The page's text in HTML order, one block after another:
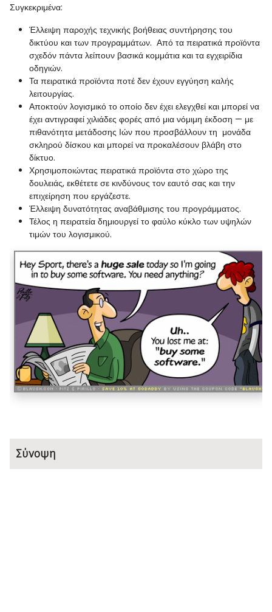
Συγκεκριμένα:
Έλλειψη παροχής τεχνικής βοήθειας συντήρησης του
δικτύου και των προγραμμάτων. Από τα πειρατικά προϊόντα
σχεδόν πάντα λείπουν βασικά κομμάτια και τα εγχειρίδια
οδηγιών.
Τα πειρατικά προϊόντα ποτέ δεν έχουν εγγύηση καλής
λειτουργίας.
Αποκτούν λογισμικό το οποίο δεν έχει ελεγχθεί και μπορεί να
έχει αντιγραφεί χιλιάδες φορές από μια νόμιμη έκδοση — με
πιθανότητα μετάδοσης Ιών που προσβάλλουν τη μονάδα
σκληρού δίσκου και μπορεί να προκαλέσουν βλάβη στο
δίκτυο.
Χρησιμοποιώντας πειρατικά προϊόντα στο χώρο της
δουλειάς, εκθέτετε σε κινδύνους τον εαυτό σας και την
επιχείρηση που εργάζεστε.
Έλλειψη δυνατότητας αναβάθμισης του προγράμματος.
Τέλος η πειρατεία δημιουργεί το φαύλο κύκλο των υψηλών
τιμών του λογισμικού.
Σύνοψη